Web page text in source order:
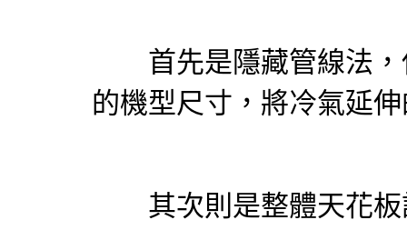
首先是隱藏管線法，
的機型尺寸，將冷氣延
其次則是整體天花板